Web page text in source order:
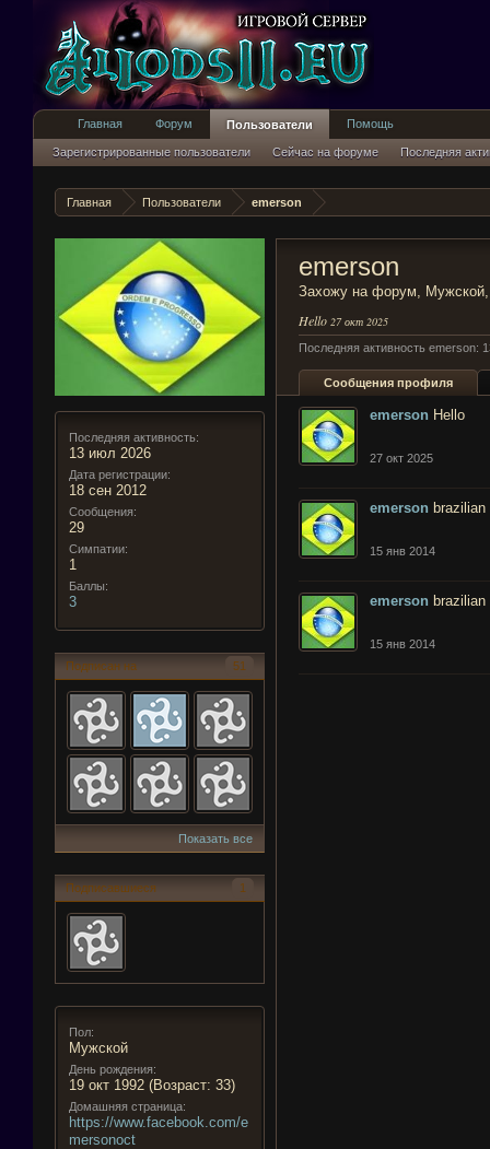
Главная Пользователи emerson
Последняя активность:
13 июл 2026
Дата регистрации:
18 сен 2012
Сообщения:
29
Симпатии:
1
Баллы:
3
Подписан на 51
Показать все
Подписавшиеся 1
Пол:
Мужской
День рождения:
19 окт 1992 (Возраст: 33)
Домашняя страница:
https://www.facebook.com/e
mersonoct
emerson
Захожу на форум,
Hello 27 окт 2025
Последняя активность emerson:
Сообщения профиля
emerson Hello
27 окт 2025
emerson
15 янв 2014
emerson
15 янв 2014
Главная Форум Пользователи
Зарегистрированные пользователи Сейчас на форуме Последняя
Помощь